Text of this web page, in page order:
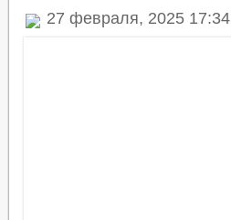
27 февраля, 2025 17:34